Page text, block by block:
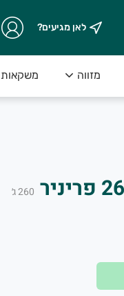
לאן מגיעים?
מזווה משקאות
260ג׳